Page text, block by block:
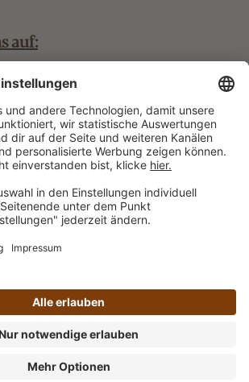
auf:
inkl. gesetzl. Mehrwertsteuer zzgl.
anders angegeben.